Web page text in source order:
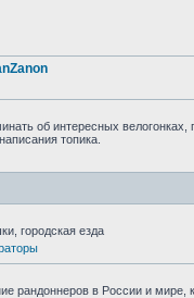
об интересных
топика.
городская езда
рандоннеров в России и мире,